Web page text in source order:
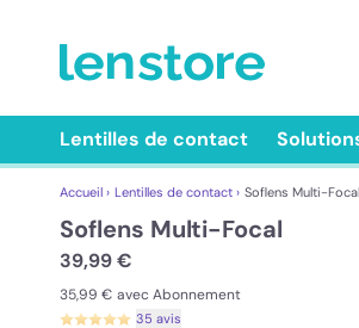
Lentilles de contact
Accueil › Lentilles de contact › Soflens Multi-Focal
Soflens Multi-Focal
39,99 €
35,99 € avec Abonnement
35 avis